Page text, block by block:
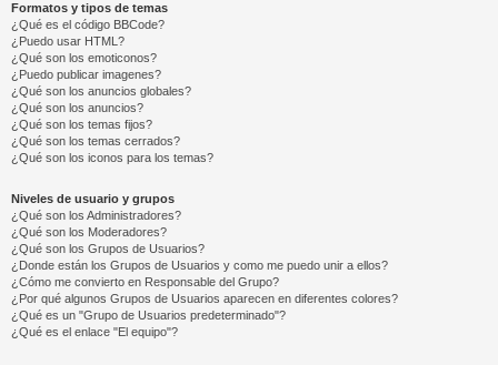
Formatos y tipos de temas
¿Qué es el código BBCode?
¿Puedo usar HTML?
¿Qué son los emoticonos?
¿Puedo publicar imagenes?
¿Qué son los anuncios globales?
¿Qué son los anuncios?
¿Qué son los temas fijos?
¿Qué son los temas cerrados?
¿Qué son los iconos para los temas?
Niveles de usuario y grupos
¿Qué son los Administradores?
¿Qué son los Moderadores?
¿Qué son los Grupos de Usuarios?
¿Donde están los Grupos de Usuarios y como me puedo unir a ellos?
¿Cómo me convierto en Responsable del Grupo?
¿Por qué algunos Grupos de Usuarios aparecen en diferentes colores?
¿Qué es un "Grupo de Usuarios predeterminado"?
¿Qué es el enlace "El equipo"?